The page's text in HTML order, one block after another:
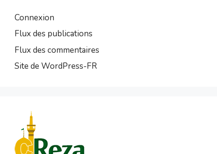
Connexion
Flux des publications
Flux des commentaires
Site de WordPress-FR